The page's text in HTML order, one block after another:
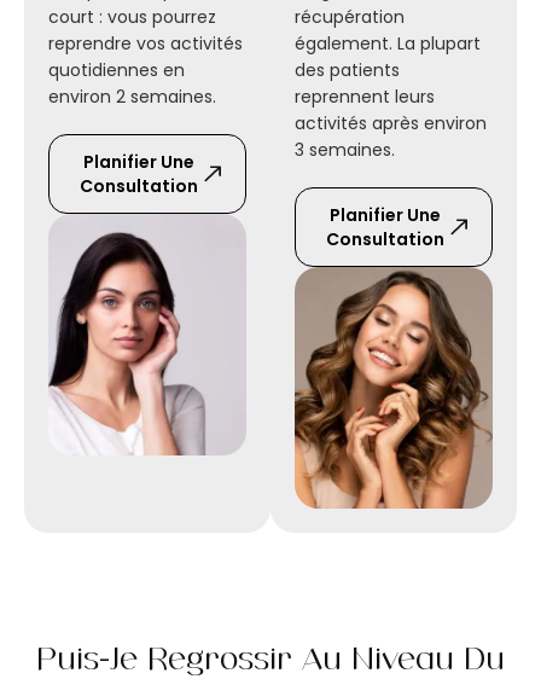
court : vous pourrez
reprendre vos activités
quotidiennes en
environ 2 semaines.
Planifier Une
Consultation
récupération
également. La plupart
des patients
reprennent leurs
activités après environ
3 semaines.
Planifier Une
Consultation
Puis-Je Regrossir Au Niveau Du